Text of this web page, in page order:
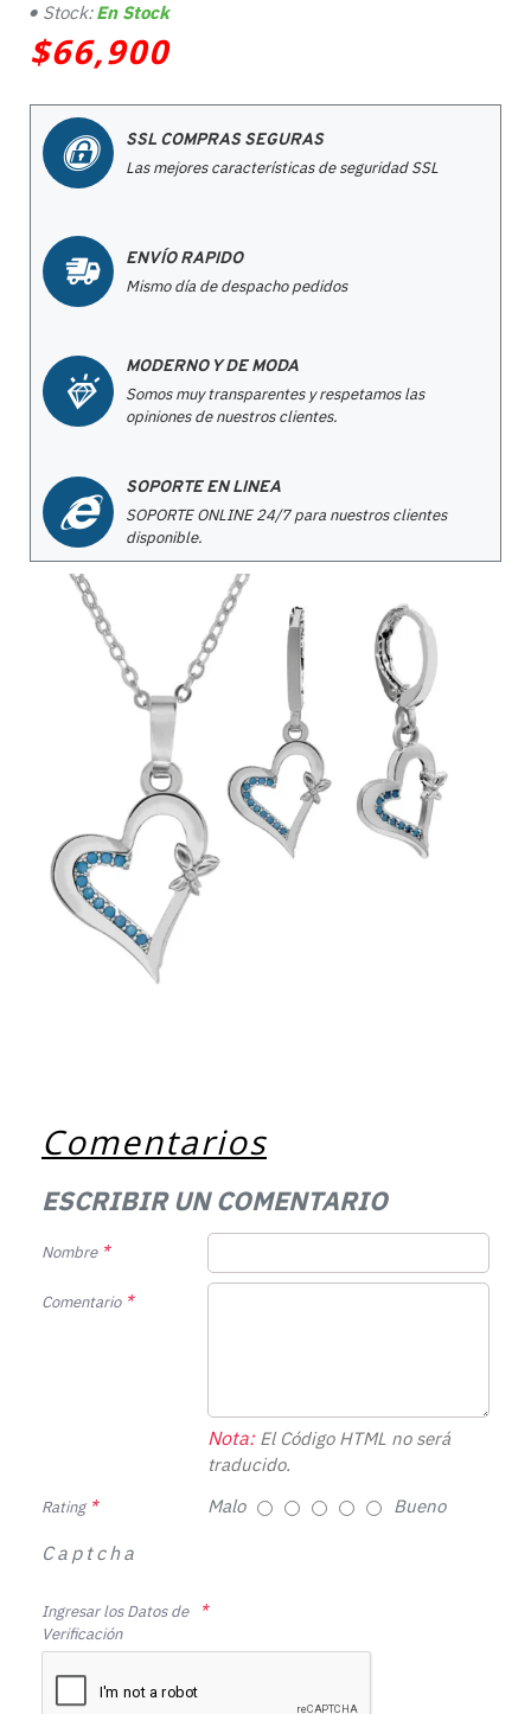
$66,900
Stock: En Stock
SSL COMPRAS SEGURAS
Las mejores características de seguridad SSL
ENVÍO RAPIDO
Mismo día de despacho pedidos
MODERNO Y DE MODA
Somos muy transparentes y respetamos las
opiniones de nuestros clientes.
SOPORTE EN LINEA
SOPORTE ONLINE 24/7 para nuestros clientes
disponible.
Comentarios
ESCRIBIR UN COMENTARIO
Nombre
Comentario
Nota:El Código HTML no será
traducido.
Rating Malo Bueno
Captcha
Ingresar los Datos de
Verificación